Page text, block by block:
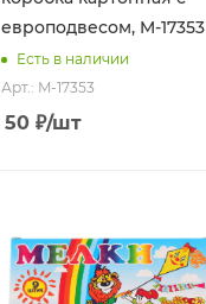
европодвесом, M-17353
Есть в наличии
Арт.: M-17353
50 ₽/шт